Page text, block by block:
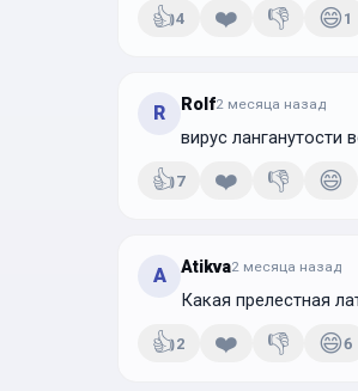
👍4 ❤️ 👎 😄 1
R Rolf2 месяца назад
вирус ланганутости
👍7 ❤️ 👎 😄
A Atikva2 месяца назад
Какая прелестная
👍2 ❤️ 👎 😄6